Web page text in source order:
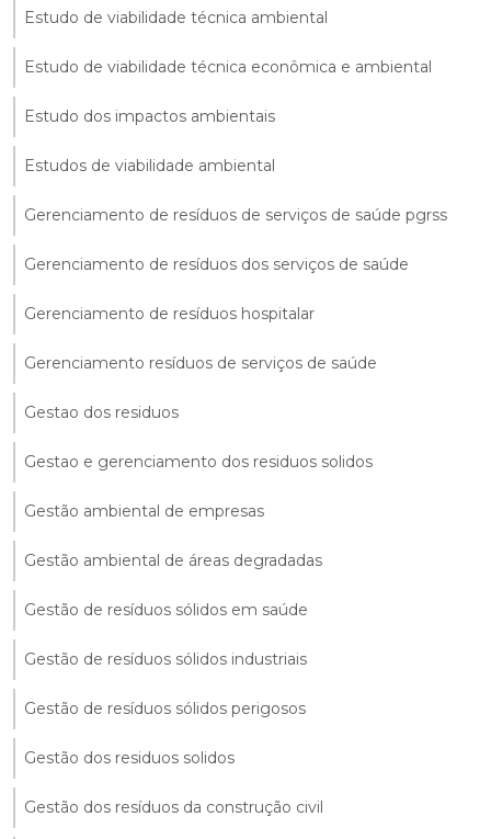
Estudo de viabilidade técnica ambiental
Estudo de viabilidade técnica econômica e ambiental
Estudo dos impactos ambientais
Estudos de viabilidade ambiental
Gerenciamento de resíduos de serviços de saúde pgrss
Gerenciamento de resíduos dos serviços de saúde
Gerenciamento de resíduos hospitalar
Gerenciamento resíduos de serviços de saúde
Gestao dos residuos
Gestao e gerenciamento dos residuos solidos
Gestão ambiental de empresas
Gestão ambiental de áreas degradadas
Gestão de resíduos sólidos em saúde
Gestão de resíduos sólidos industriais
Gestão de resíduos sólidos perigosos
Gestão dos residuos solidos
Gestão dos resíduos da construção civil